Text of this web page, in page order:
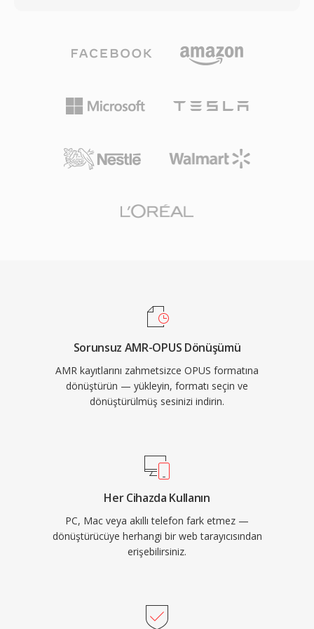
iletimi azaltır. AMR, dar bant genişliği (300-3400
Hz) nedeniyle müzik için uygun olmasa da zorlu
üstün başarı gösterir.
kbps&#039;de yüksek kaliteli müzik ve aradaki
kHz&#039;e kadar örnekleme hızlarını ve 2,5
ms&#039;ye kadar küçük çerçeve boyutlarını
en düşük algoritmik gecikmeye sahiptir.
tescilli kodekleri geride bırakan lisanslama
sağlar ve bu sayede her modern tarayıcı bir
Discord, Zoom ve YouTube gerçek zamanlı ses
için Opus&#039;a güvenir.
Sorunsuz AMR-OPUS Dönüşümü
AMR kayıtlarını zahmetsizce OPUS formatına
dönüştürün — yükleyin, formatı seçin ve
dönüştürülmüş sesinizi indirin.
Her Cihazda Kullanın
PC, Mac veya akıllı telefon fark etmez —
dönüştürücüye herhangi bir web tarayıcısından
erişebilirsiniz.